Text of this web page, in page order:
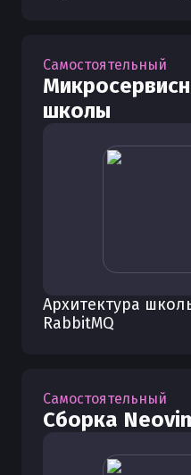
Самостоятельный
школы
Архитектура
RabbitMQ
Самостоятельный
Сборка